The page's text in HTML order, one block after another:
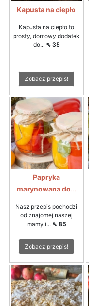
Kapusta na ciepło
Kapusta na ciepło to
prosty, domowy dodatek
do... ⇖ 35
Zobacz przepis!
Papryka
marynowana do...
Nasz przepis pochodzi
od znajomej naszej
mamy i... ⇖ 85
Zobacz przepis!